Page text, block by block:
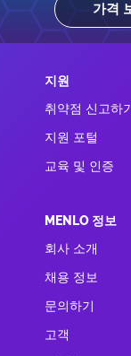
가격
지원
취약점 신고하
지원 포털
교육 및 인증
MENLO 정보
회사 소개
채용 정보
문의하기
고객